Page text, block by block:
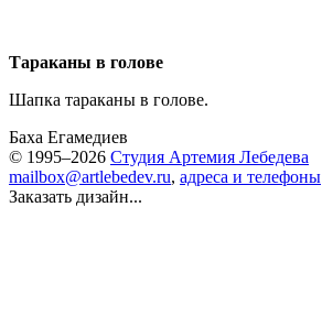
Тараканы в голове
Шапка тараканы в голове.
Баха Егамедиев
© 1995–2026 Студия Артемия Лебедева
mailbox@artlebedev.ru, адреса и телефоны
Заказать дизайн...